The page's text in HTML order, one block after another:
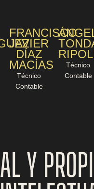
FRANCISCO
JAVIER
DÍAZ
MACÍAS
Técnico
Contable
Técnico
Contable
Y